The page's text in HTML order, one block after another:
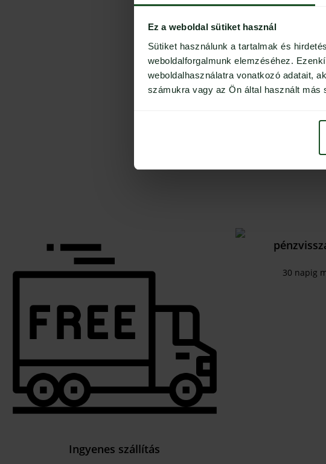
Ez a weboldal sütiket használ
Sütiket használunk a tartalmak és
weboldalforgalmunk elemzéséhez.
weboldalhasználatra vonatkozó adatait,
számukra vagy az Ön által használt más
Ingyenes szállítás
30 napig